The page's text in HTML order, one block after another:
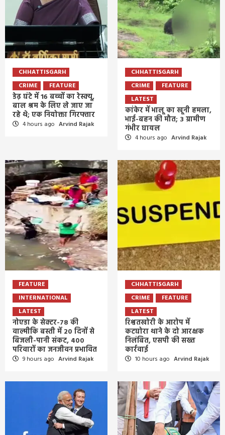
CHHATTISGARH
CRIME
FEATURE
डेढ़ घंटे में 16 बच्चों का रेस्क्यू,
बाल श्रम के लिए ले जाए जा
रहे थे; एक नियोक्ता गिरफ्तार
4 hours ago Arvind Rajak
CHHATTISGARH
CRIME
FEATURE
LATEST
कांकेर में भालू का खूनी हमला,
भाई-बहन की मौत; 3 ग्रामीण
गंभीर घायल
4 hours ago Arvind Rajak
FEATURE
INTERNATIONAL
LATEST
नोएडा के सेक्टर-78 की
वाल्मीकि बस्ती में 20 दिनों से
बिजली-पानी संकट, 400
परिवारों का जनजीवन प्रभावित
9 hours ago Arvind Rajak
CHHATTISGARH
CRIME
FEATURE
LATEST
रिश्वतखोरी के आरोप में
कटघोरा थाने के दो आरक्षक
निलंबित, एसपी की सख्त
कार्रवाई
10 hours ago Arvind Rajak